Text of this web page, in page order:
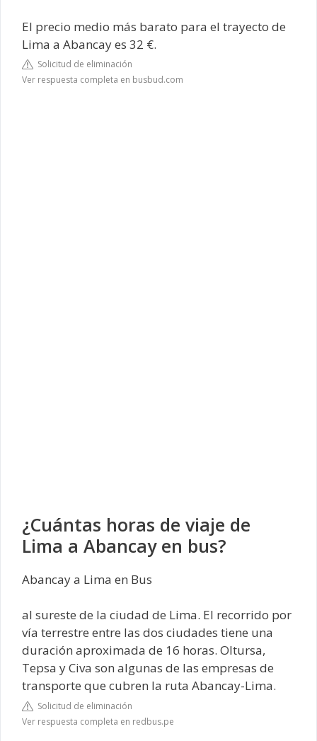
El precio medio más barato para el trayecto de
Lima a Abancay es 32 €.
Solicitud de eliminación
Ver respuesta completa en busbud.com
¿Cuántas horas de viaje de
Lima a Abancay en bus?
Abancay a Lima en Bus
al sureste de la ciudad de Lima. El recorrido por
vía terrestre entre las dos ciudades tiene una
duración aproximada de 16 horas. Oltursa,
Tepsa y Civa son algunas de las empresas de
transporte que cubren la ruta Abancay-Lima.
Solicitud de eliminación
Ver respuesta completa en redbus.pe